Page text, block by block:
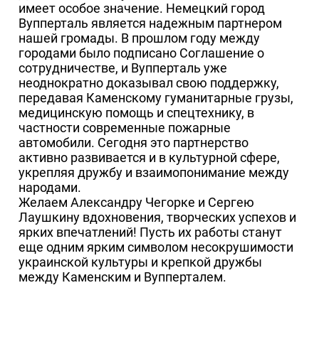
имеет особое значение. Немецкий город
Вупперталь является надежным партнером
нашей громады. В прошлом году между
городами было подписано Соглашение о
сотрудничестве, и Вупперталь уже
неоднократно доказывал свою поддержку,
передавая Каменскому гуманитарные грузы,
медицинскую помощь и спецтехнику, в
частности современные пожарные
автомобили. Сегодня это партнерство
активно развивается и в культурной сфере,
укрепляя дружбу и взаимопонимание между
народами.
Желаем Александру Чегорке и Сергею
Лаушкину вдохновения, творческих успехов и
ярких впечатлений! Пусть их работы станут
еще одним ярким символом несокрушимости
украинской культуры и крепкой дружбы
между Каменским и Вупперталем.